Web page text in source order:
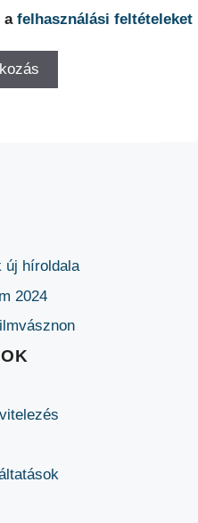
a felhasználási feltételeket
új híroldala
2024